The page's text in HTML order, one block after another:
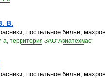
В.
постельное белье,
а, территория ЗАО"Авиатехмас"
постельное белье,